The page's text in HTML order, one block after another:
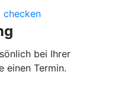
checken
bei Ihrer
einen Termin.